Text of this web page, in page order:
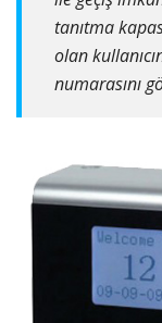
tanıtma
olan
numarasını